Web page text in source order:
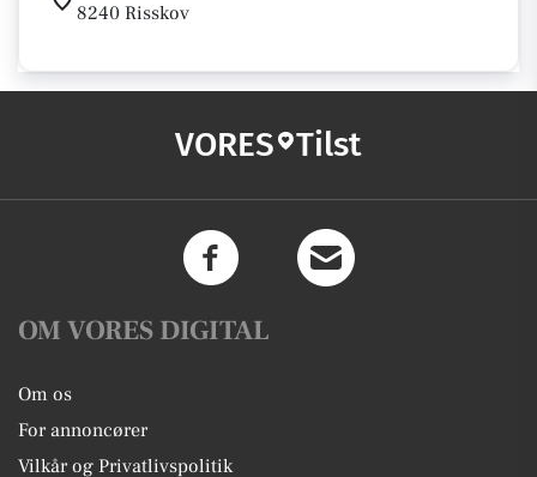
8240 Risskov
VORES Tilst
OM VORES DIGITAL
Om os
For annoncører
Vilkår og Privatlivspolitik